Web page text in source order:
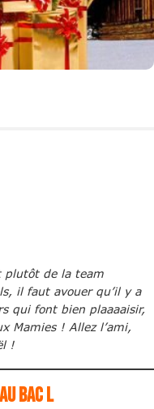
plutôt de la team
il faut avouer qu’il y a
qui font bien plaaaaisir,
Mamies ! Allez l’ami,
!
bac L